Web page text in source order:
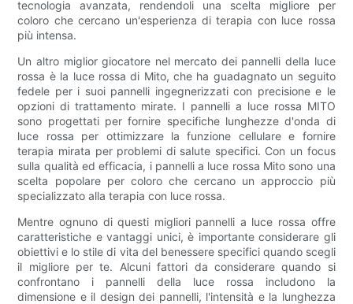
tecnologia avanzata, rendendoli una scelta migliore per
coloro che cercano un'esperienza di terapia con luce rossa
più intensa.
Un altro miglior giocatore nel mercato dei pannelli della luce
rossa è la luce rossa di Mito, che ha guadagnato un seguito
fedele per i suoi pannelli ingegnerizzati con precisione e le
opzioni di trattamento mirate. I pannelli a luce rossa MITO
sono progettati per fornire specifiche lunghezze d'onda di
luce rossa per ottimizzare la funzione cellulare e fornire
terapia mirata per problemi di salute specifici. Con un focus
sulla qualità ed efficacia, i pannelli a luce rossa Mito sono una
scelta popolare per coloro che cercano un approccio più
specializzato alla terapia con luce rossa.
Mentre ognuno di questi migliori pannelli a luce rossa offre
caratteristiche e vantaggi unici, è importante considerare gli
obiettivi e lo stile di vita del benessere specifici quando scegli
il migliore per te. Alcuni fattori da considerare quando si
confrontano i pannelli della luce rossa includono la
dimensione e il design dei pannelli, l'intensità e la lunghezza